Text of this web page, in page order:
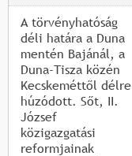
A törvényhatóság
déli határa a Duna
mentén Bajánál, a
Duna-Tisza közén
Kecskeméttől délre
húzódott. Sőt, II.
József
közigazgatási
reformjainak